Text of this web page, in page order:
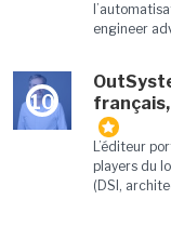
engineer
10
L’éditeur
players du
(DSI,